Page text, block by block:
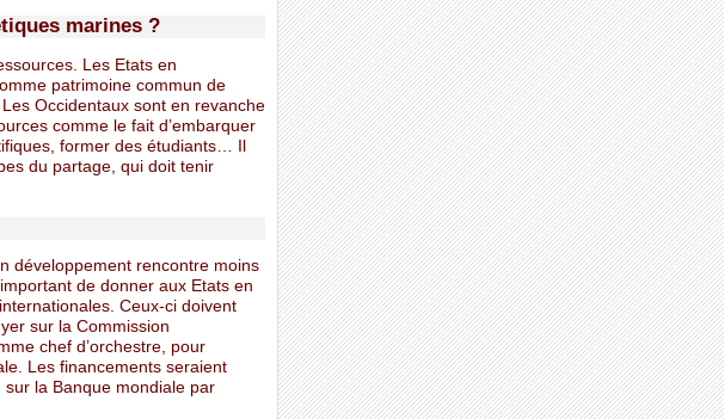
marines ?
Les Etats en
patrimoine commun de
Occidentaux sont en revanche
comme le fait d’embarquer
former des étudiants… Il
du partage, qui doit tenir
développement rencontre moins
de donner aux Etats en
Ceux-ci doivent
sur la Commission
chef d’orchestre, pour
Les financements seraient
la Banque mondiale par